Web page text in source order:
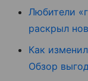
Любители
раскрыл
Как
Обзор